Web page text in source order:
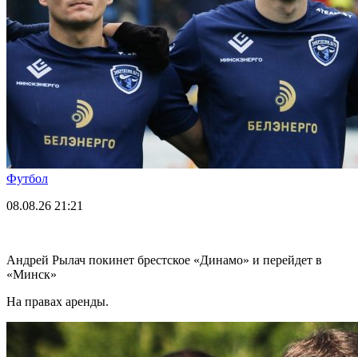
Футбол
08.08.26 21:21
Андрей Рылач покинет брестское «Динамо» и перейдет в
«Минск»
На правах аренды.